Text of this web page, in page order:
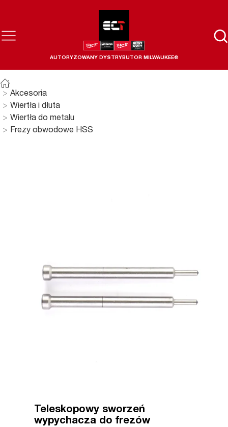
AUTORYZOWANY DYSTRYBUTOR MILWAUKEE®
Akcesoria
Wiertła i dłuta
Wiertła do metalu
Frezy obwodowe HSS
Teleskopowy sworzeń
wypychacza do frezów